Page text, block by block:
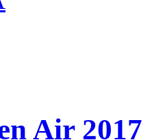
Air 2017